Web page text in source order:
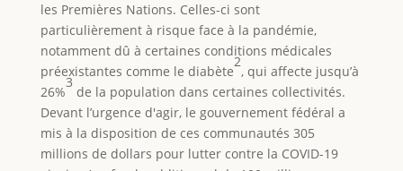
les Premières Nations. Celles-ci sont
particulièrement à risque face à la pandémie,
notamment dû à certaines conditions médicales
préexistantes comme le diabète
2
, qui affecte jusqu’à
26%
3
de la population dans certaines collectivités.
Devant l’urgence d'agir, le gouvernement fédéral a
mis à la disposition de ces communautés 305
millions de dollars pour lutter contre la COVID-19